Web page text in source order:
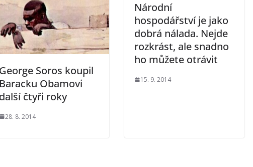
George Soros koupil
Baracku Obamovi
další čtyři roky
28. 8. 2014
Národní
hospodářství je jako
dobrá nálada. Nejde
rozkrást, ale snadno
ho můžete otrávit
15. 9. 2014